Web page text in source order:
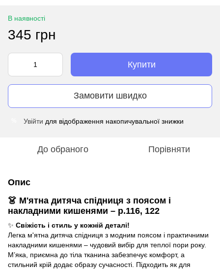
В наявності
345 грн
Купити
Замовити швидко
Увійти для відображення накопичувальної знижки
До обраного Порівняти
Опис
👗 М'ятна дитяча спідниця з поясом і
накладними кишенями – р.116, 122
✨ Свіжість і стиль у кожній деталі!
Легка м'ятна дитяча спідниця з модним поясом і практичними
накладними кишенями – чудовий вибір для теплої пори року.
М’яка, приємна до тіла тканина забезпечує комфорт, а
стильний крій додає образу сучасності. Підходить як для